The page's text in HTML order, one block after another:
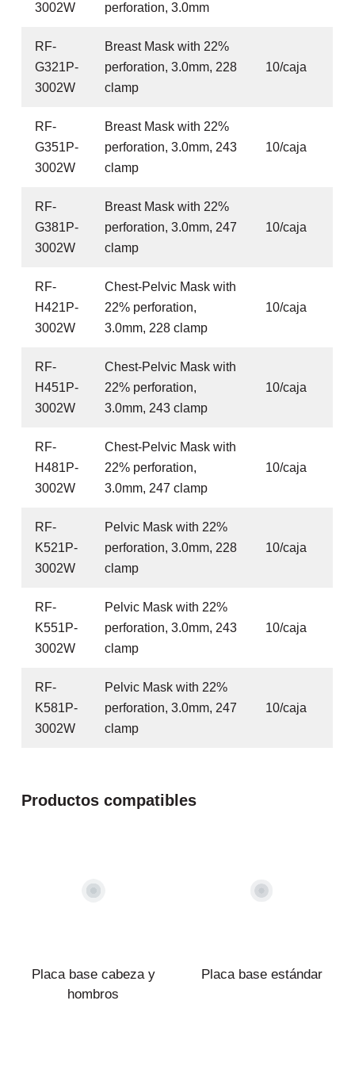
3002W perforation, 3.0mm
RF-
G321P-
3002W
Breast Mask with 22%
perforation, 3.0mm, 228
clamp
10/caja
RF-
G351P-
3002W
Breast Mask with 22%
perforation, 3.0mm, 243
clamp
10/caja
RF-
G381P-
3002W
Breast Mask with 22%
perforation, 3.0mm, 247
clamp
10/caja
RF-
H421P-
3002W
Chest-Pelvic Mask with
22% perforation,
3.0mm, 228 clamp
10/caja
RF-
H451P-
3002W
Chest-Pelvic Mask with
22% perforation,
3.0mm, 243 clamp
10/caja
RF-
H481P-
3002W
Chest-Pelvic Mask with
22% perforation,
3.0mm, 247 clamp
10/caja
RF-
K521P-
3002W
Pelvic Mask with 22%
perforation, 3.0mm, 228
clamp
10/caja
RF-
K551P-
3002W
Pelvic Mask with 22%
perforation, 3.0mm, 243
clamp
10/caja
RF-
K581P-
3002W
Pelvic Mask with 22%
perforation, 3.0mm, 247
clamp
10/caja
Productos compatibles
Placa base cabeza y
hombros
Placa base estándar